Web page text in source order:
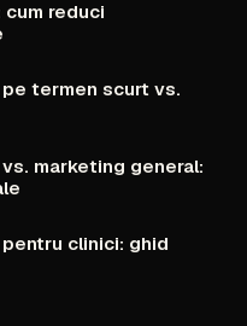
cum reduci
pe termen scurt vs.
vs. marketing general:
pentru clinici: ghid